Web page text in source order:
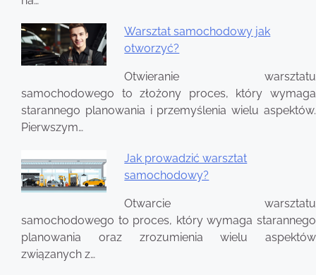
Warsztat samochodowy jak
otworzyć?
Otwieranie warsztatu
samochodowego to złożony proces, który wymaga
starannego planowania i przemyślenia wielu aspektów.
Pierwszym…
Jak prowadzić warsztat
samochodowy?
Otwarcie warsztatu
samochodowego to proces, który wymaga starannego
planowania oraz zrozumienia wielu aspektów
związanych z…